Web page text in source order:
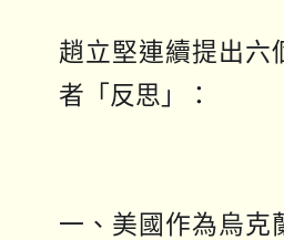
趙立堅連續提出六
者「反思」：
一、美國作為烏克